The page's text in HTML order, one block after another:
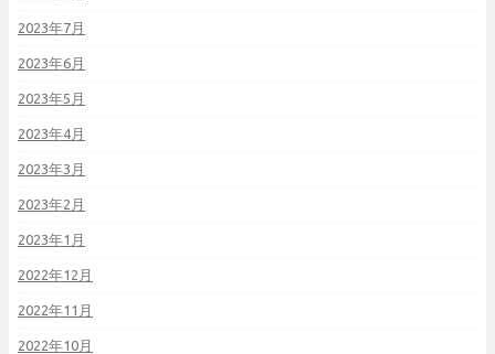
2023年7月
2023年6月
2023年5月
2023年4月
2023年3月
2023年2月
2023年1月
2022年12月
2022年11月
2022年10月